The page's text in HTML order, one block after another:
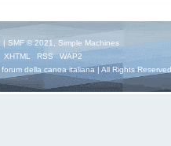
SMF © 2021, Simple Machines
XHTML
RSS
WAP2
della canoa italiana | All Rights Reserved